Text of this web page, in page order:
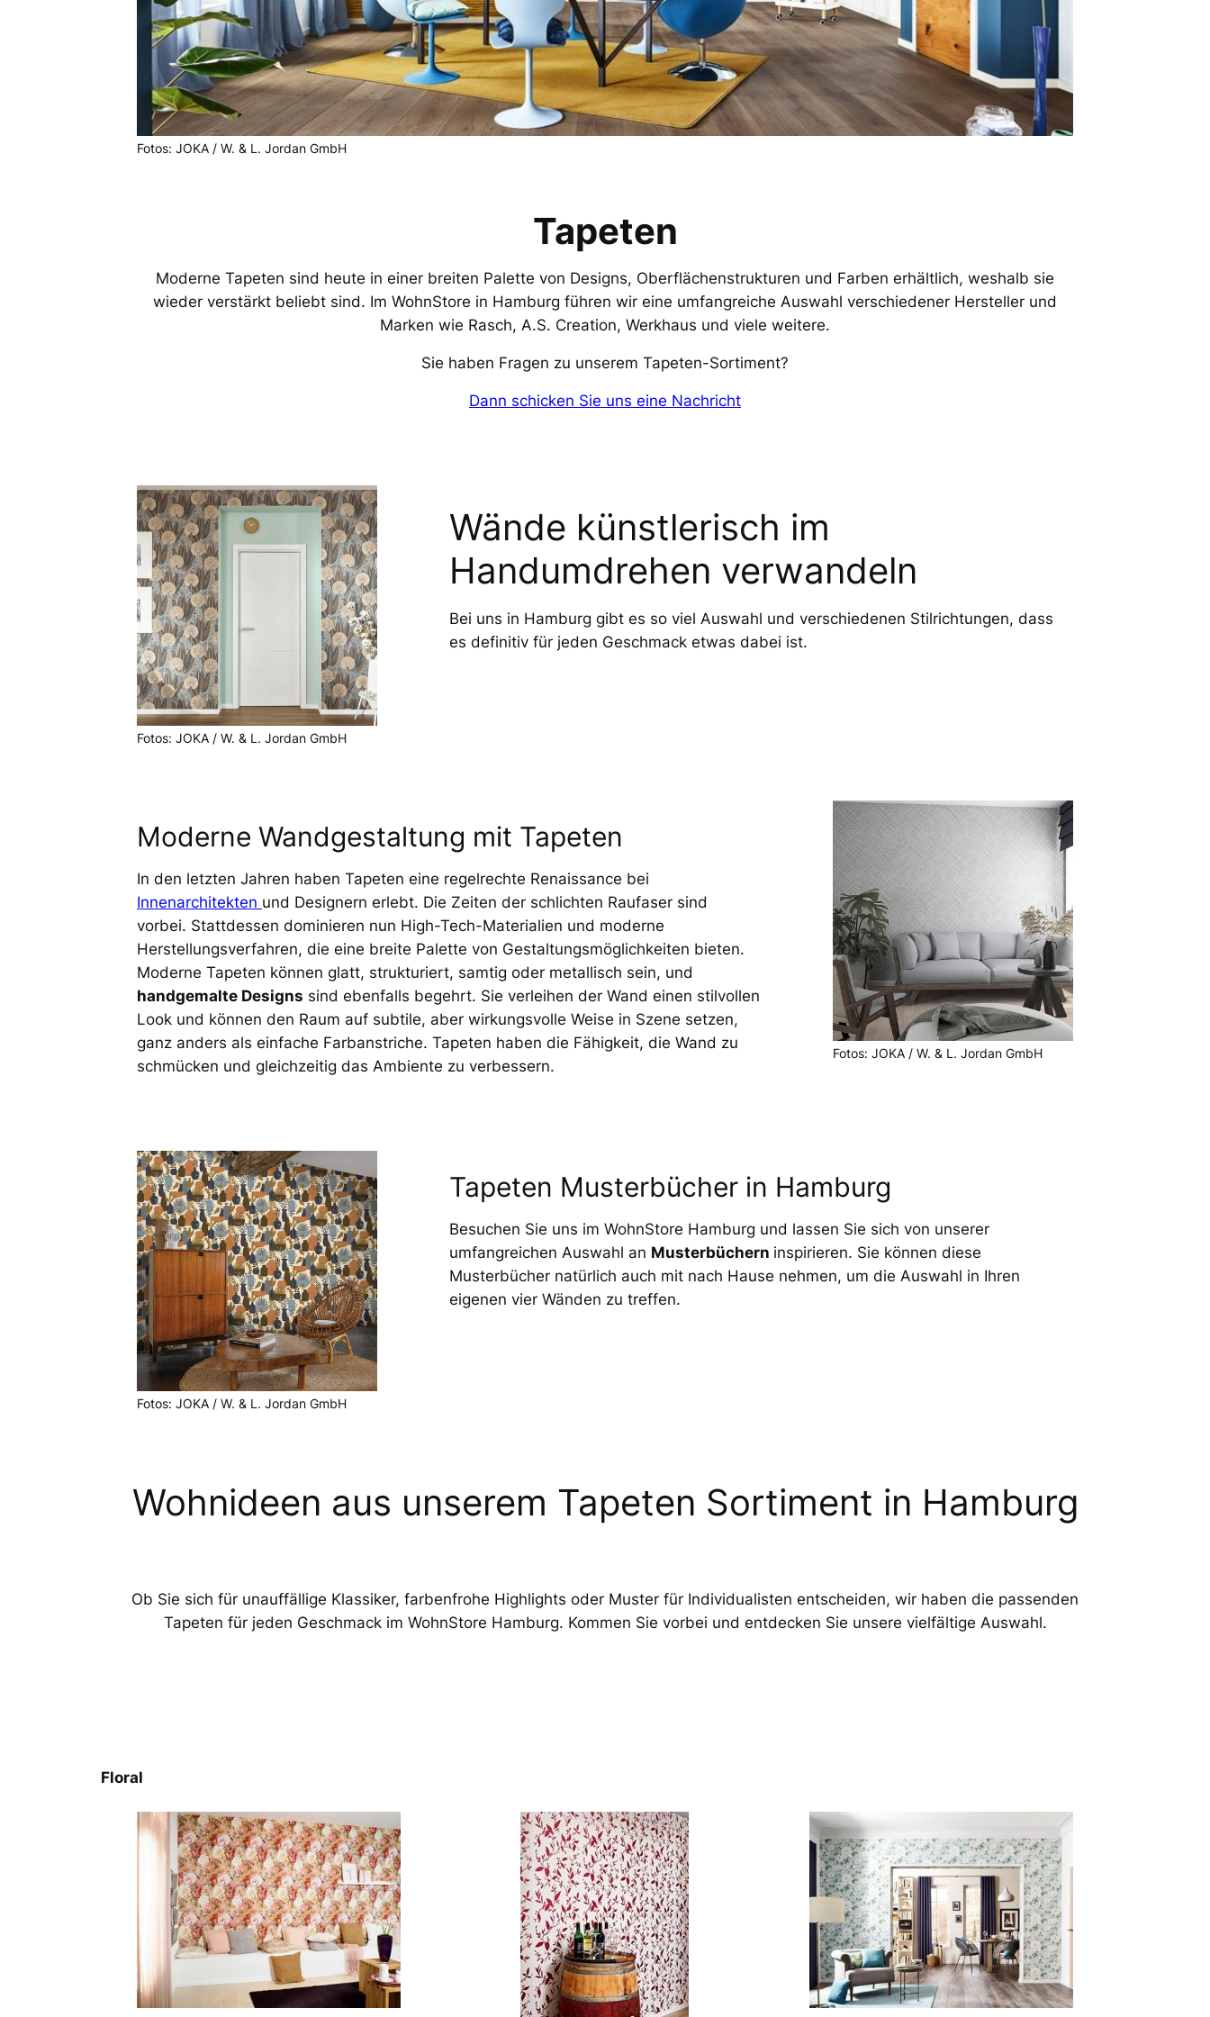
Fotos: JOKA / W. & L. Jordan GmbH
Tapeten
Moderne Tapeten sind heute in einer breiten Palette von Designs, Oberflächenstrukturen und Farben erhältlich, weshalb sie
wieder verstärkt beliebt sind. Im WohnStore in Hamburg führen wir eine umfangreiche Auswahl verschiedener Hersteller und
Marken wie Rasch, A.S. Creation, Werkhaus und viele weitere.
Sie haben Fragen zu unserem Tapeten-Sortiment?
Dann schicken Sie uns eine Nachricht
Fotos: JOKA / W. & L. Jordan GmbH
Wände künstlerisch im
Handumdrehen verwandeln
Bei uns in Hamburg gibt es so viel Auswahl und verschiedenen Stilrichtungen, dass
es definitiv für jeden Geschmack etwas dabei ist.
Moderne Wandgestaltung mit Tapeten
In den letzten Jahren haben Tapeten eine regelrechte Renaissance bei
Innenarchitekten und Designern erlebt. Die Zeiten der schlichten Raufaser sind
vorbei. Stattdessen dominieren nun High-Tech-Materialien und moderne
Herstellungsverfahren, die eine breite Palette von Gestaltungsmöglichkeiten bieten.
Moderne Tapeten können glatt, strukturiert, samtig oder metallisch sein, und
handgemalte Designs sind ebenfalls begehrt. Sie verleihen der Wand einen stilvollen
Look und können den Raum auf subtile, aber wirkungsvolle Weise in Szene setzen,
ganz anders als einfache Farbanstriche. Tapeten haben die Fähigkeit, die Wand zu
schmücken und gleichzeitig das Ambiente zu verbessern.
Fotos: JOKA / W. & L. Jordan GmbH
Fotos: JOKA / W. & L. Jordan GmbH
Tapeten Musterbücher in Hamburg
Besuchen Sie uns im WohnStore Hamburg und lassen Sie sich von unserer
umfangreichen Auswahl an Musterbüchern inspirieren. Sie können diese
Musterbücher natürlich auch mit nach Hause nehmen, um die Auswahl in Ihren
eigenen vier Wänden zu treffen.
Wohnideen aus unserem Tapeten Sortiment in Hamburg
Ob Sie sich für unauffällige Klassiker, farbenfrohe Highlights oder Muster für Individualisten entscheiden, wir haben die passenden
Tapeten für jeden Geschmack im WohnStore Hamburg. Kommen Sie vorbei und entdecken Sie unsere vielfältige Auswahl.
Floral